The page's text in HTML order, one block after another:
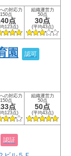
の対応力
150点
点
123点)
組織運営力
50点
30点
(平均43点)
園 認可
の対応力
150点
点
123点)
組織運営力
50点
50点
(平均43点)
認証